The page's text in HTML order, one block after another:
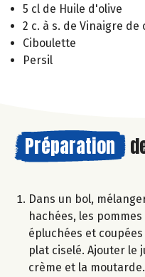
5 cl de Huile d'olive
2 c. à s. de Vinaigre de
Ciboulette
Persil
Préparation
Dans un bol,
hachées, les
épluchées et
plat ciselé. Ajouter le
crème et la moutarde.